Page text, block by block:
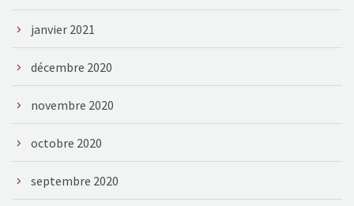
janvier 2021
décembre 2020
novembre 2020
octobre 2020
septembre 2020